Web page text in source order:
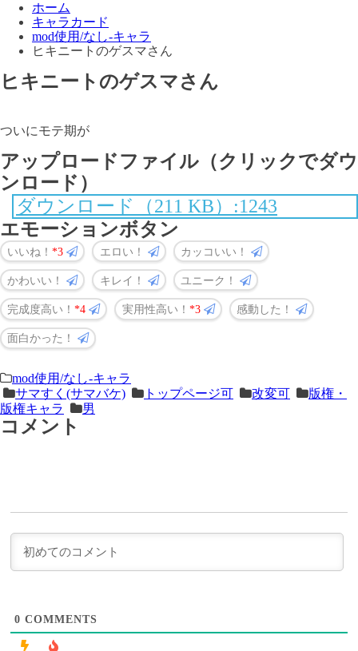
ホーム
キャラカード
mod使用/なし-キャラ
ヒキニートのゲスマさん
ヒキニートのゲスマさん
ついにモテ期が
アップロードファイル（クリックでダウ
ンロード）
ダウンロード（211 KB）:1243
エモーションボタン
いいね！ 3 エロい！ カッコいい！
かわいい！ キレイ！ ユニーク！
完成度高い！ 4 実用性高い！ 3 感動した！
面白かった！
＜
次
の
前
の
記
mod使用/なし-キャラ
サマすく(サマバケ)
トップページ可 改変可
版権・
版権キャラ
男
コメント
0 COMMENTS